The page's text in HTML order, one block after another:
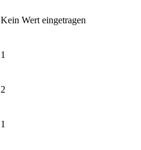
Kein Wert eingetragen
1
2
1